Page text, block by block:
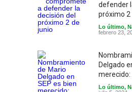
defender
próximo 2
Lo último,
febrero 23,
Delgado
merecido:
Lo último,